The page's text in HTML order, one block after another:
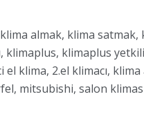
klima almak, klima
klimaplus
el klima, 2.el klimacı,
mitsubishi, salon